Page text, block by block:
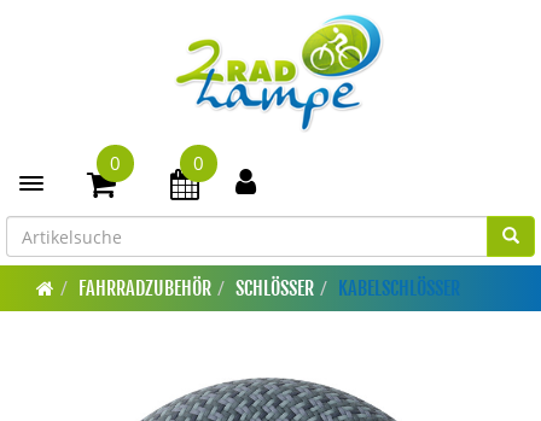
Toggle navigation
0 0
FAHRRADZUBEHÖR SCHLÖSSER KABELSCHLÖSSER